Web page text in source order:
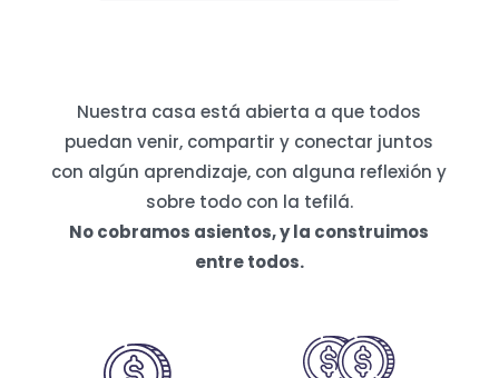
Nuestra casa está abierta a que todos
puedan venir, compartir y conectar juntos
con algún aprendizaje, con alguna reflexión y
sobre todo con la tefilá.
No cobramos asientos, y la construimos
entre todos.